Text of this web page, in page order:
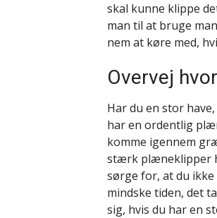
skal kunne klippe
man til at bruge
nem at køre med,
Overvej
Har du en stor
har en ordentlig
komme igennem
stærk plæneklipper
sørge for, at du
mindske tiden, det
sig, hvis du har en